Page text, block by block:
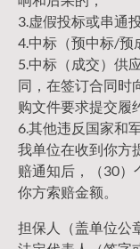
3.虚假投标或串通
4.中标（预中标/预
5.中标（成交）供
同，在签订合同时
购文件要求提交履
6.其他违反国家和
我单位在收到你方
赔通知后，（30）
你方索赔金额。
担保人（盖单位公